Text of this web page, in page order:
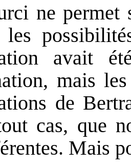
ne permet
les
avait
mais
de
cas, que
Mais